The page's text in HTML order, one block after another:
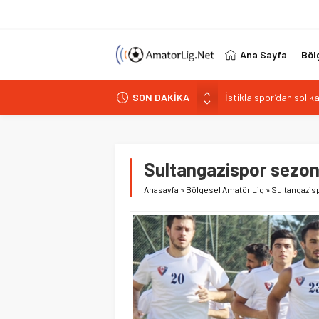
Ana Sayfa
SON DAKİKA
Paşabahçespor’da
İstanbul Gençlerbirliği
Kuzeyin Kaplanları
İstiklalspor’dan sol
Sultangazispor
Anasayfa » Bölgesel Amatör Lig »